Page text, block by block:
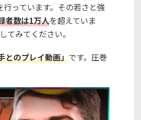
っています。その若さと強
者数は1万人を超えていま
みてください。
のプレイ動画」です。圧巻